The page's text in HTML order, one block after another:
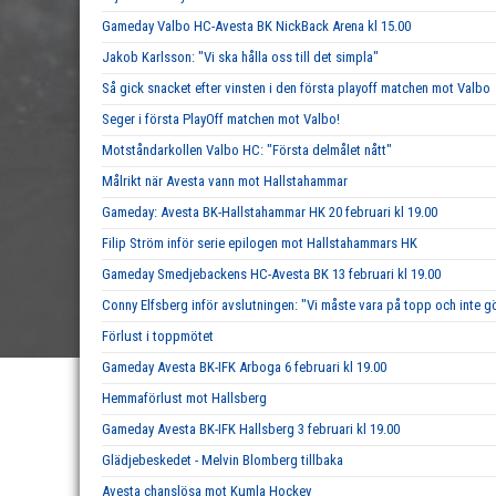
Gameday Valbo HC-Avesta BK NickBack Arena kl 15.00
Jakob Karlsson: "Vi ska hålla oss till det simpla"
Så gick snacket efter vinsten i den första playoff matchen mot Valbo
Seger i första PlayOff matchen mot Valbo!
Motståndarkollen Valbo HC: "Första delmålet nått"
Målrikt när Avesta vann mot Hallstahammar
Gameday: Avesta BK-Hallstahammar HK 20 februari kl 19.00
Filip Ström inför serie epilogen mot Hallstahammars HK
Gameday Smedjebackens HC-Avesta BK 13 februari kl 19.00
Conny Elfsberg inför avslutningen: "Vi måste vara på topp och inte
Förlust i toppmötet
Gameday Avesta BK-IFK Arboga 6 februari kl 19.00
Hemmaförlust mot Hallsberg
Gameday Avesta BK-IFK Hallsberg 3 februari kl 19.00
Glädjebeskedet - Melvin Blomberg tillbaka
Avesta chanslösa mot Kumla Hockey